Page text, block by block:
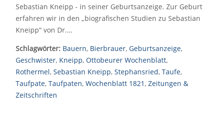
Sebastian Kneipp - in seiner Geburtsanzeige. Zur Geburt
erfahren wir in den „biografischen Studien zu Sebastian
Kneipp“ von Dr.…
Schlagwörter: Bauern, Bierbrauer, Geburtsanzeige,
Geschwister, Kneipp, Ottobeurer Wochenblatt,
Rothermel, Sebastian Kneipp, Stephansried, Taufe,
Taufpate, Taufpaten, Wochenblatt 1821, Zeitungen &
Zeitschriften